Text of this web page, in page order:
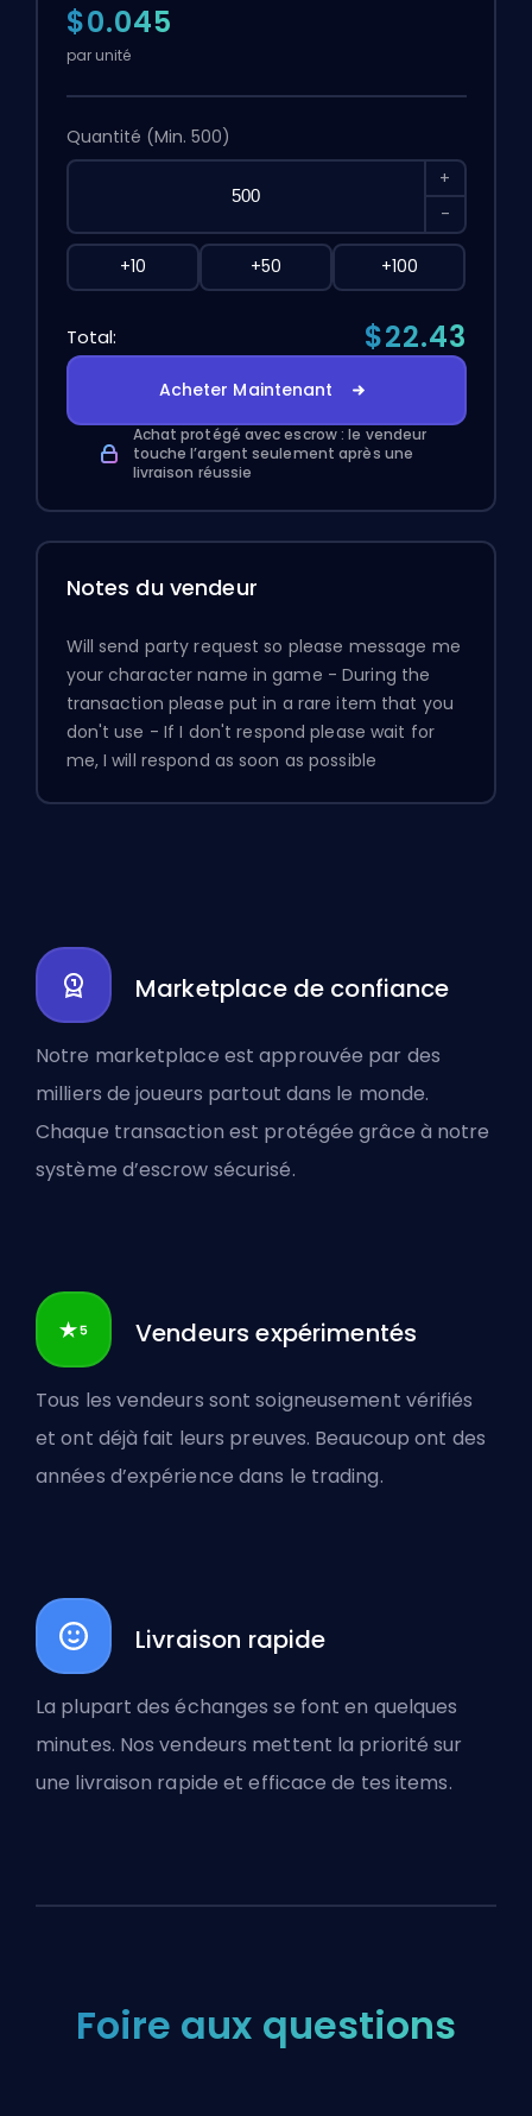
$0.045
par unité
Quantité (Min. 500)
+
-
+10 +50 +100
Total: $22.43
Acheter Maintenant
Achat protégé avec escrow : le vendeur
touche l’argent seulement après une
livraison réussie
Notes du vendeur
Will send party request so please message me
your character name in game - During the
transaction please put in a rare item that you
don't use - If I don't respond please wait for
me, I will respond as soon as possible
Marketplace de confiance
Notre marketplace est approuvée par des
milliers de joueurs partout dans le monde.
Chaque transaction est protégée grâce à notre
système d’escrow sécurisé.
Vendeurs expérimentés
Tous les vendeurs sont soigneusement vérifiés
et ont déjà fait leurs preuves. Beaucoup ont des
années d’expérience dans le trading.
Livraison rapide
La plupart des échanges se font en quelques
minutes. Nos vendeurs mettent la priorité sur
une livraison rapide et efficace de tes items.
Foire aux questions